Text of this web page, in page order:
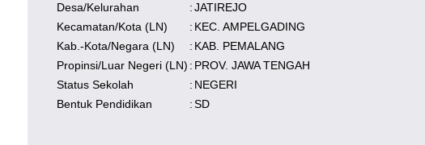
Desa/Kelurahan
:JATIREJO
Kecamatan/Kota (LN)
: KEC. AMPELGADING
Kab.-Kota/Negara (LN)
: KAB. PEMALANG
Propinsi/Luar Negeri (LN) : PROV. JAWA TENGAH
Status Sekolah
: NEGERI
Bentuk Pendidikan
:SD